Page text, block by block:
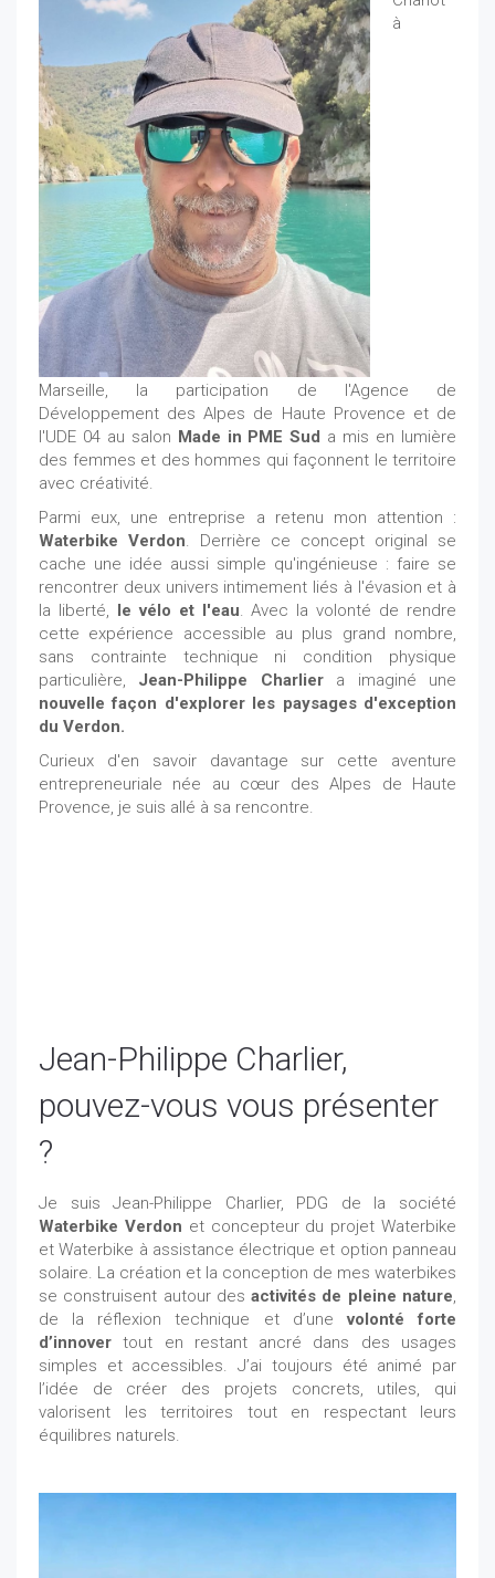
à
Marseille, la participation de l'Agence de
Développement des Alpes de Haute Provence et de
l'UDE 04 au salon Made in PME Sud a mis en lumière
des femmes et des hommes qui façonnent le territoire
avec créativité.
Parmi eux, une entreprise a retenu mon attention :
Waterbike Verdon. Derrière ce concept original se
cache une idée aussi simple qu'ingénieuse : faire se
rencontrer deux univers intimement liés à l'évasion et à
la liberté,
le vélo et l'eau. Avec la volonté de rendre
cette expérience accessible au plus grand nombre,
sans contrainte technique ni condition physique
particulière, Jean-Philippe Charliera imaginé une
nouvelle façon d'explorer les paysages d'exception
du Verdon.
Curieux d'en savoir davantage sur cette aventure
entrepreneuriale née au cœur des Alpes de Haute
Provence, je suis allé à sa rencontre.
Jean-Philippe Charlier,
pouvez-vous vous présenter
?
Je suis Jean-Philippe Charlier, PDG de la société
Waterbike Verdon et concepteur du projet Waterbike
et Waterbike à assistance électrique et option panneau
solaire. La création et la conception de mes waterbikes
se construisent autour desactivités de pleine nature,
de la réflexion technique et d’unevolonté forte
d’innover tout en restant ancré dans des usages
simples et accessibles. J’ai toujours été animé par
l’idée de créer des projets concrets, utiles, qui
valorisent les territoires tout en respectant leurs
équilibres naturels.